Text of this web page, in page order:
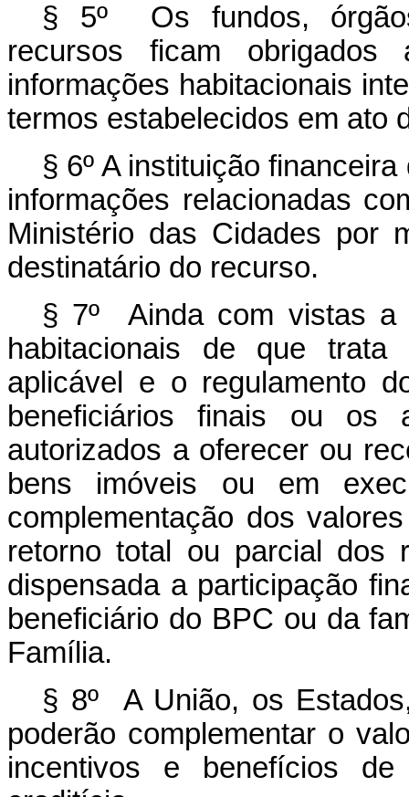
§ 5º Os fundos,
recursos ficam
informações habitacionais
termos estabelecidos em ato
§ 6º A instituição
informações relacionadas
Ministério das Cidades por
destinatário do recurso.
§ 7º Ainda com vistas a
habitacionais de que
aplicável e o regulamento
beneficiários finais ou os
autorizados a oferecer ou
bens imóveis ou em
complementação dos
retorno total ou parcial dos
dispensada a participação
beneficiário do BPC ou da
Família.
§ 8º A União, os
poderão complementar o
incentivos e benefícios